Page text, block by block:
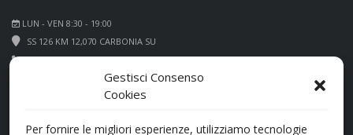
Gestisci Consenso
Cookies
Per fornire le migliori esperienze, utilizziamo tecnologie
LUN - VEN 8:30 - 19:00
SS 126 KM 12,070 CARBONIA SU
+39 0781 660066